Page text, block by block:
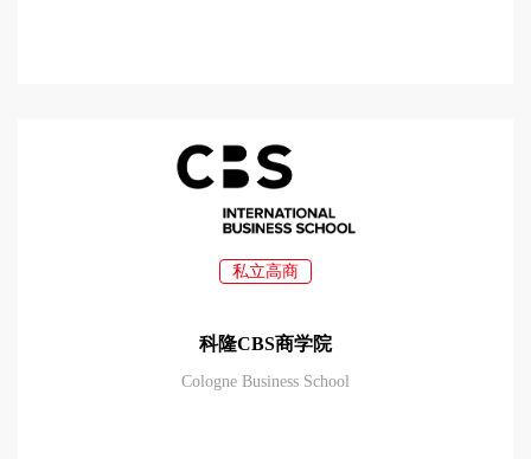
私立高商
科隆CBS商学院
Cologne Business School